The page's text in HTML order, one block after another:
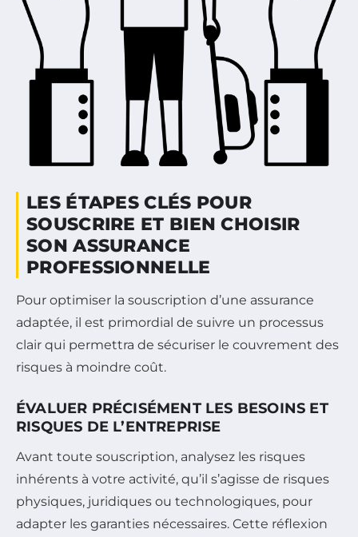
LES ÉTAPES CLÉS POUR
SOUSCRIRE ET BIEN CHOISIR
SON ASSURANCE
PROFESSIONNELLE
Pour optimiser la souscription d’une assurance
adaptée, il est primordial de suivre un processus
clair qui permettra de sécuriser le couvrement des
risques à moindre coût.
ÉVALUER PRÉCISÉMENT LES BESOINS ET
RISQUES DE L’ENTREPRISE
Avant toute souscription, analysez les risques
inhérents à votre activité, qu’il s’agisse de risques
physiques, juridiques ou technologiques, pour
adapter les garanties nécessaires. Cette réflexion